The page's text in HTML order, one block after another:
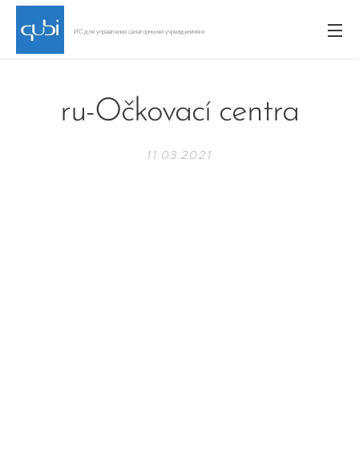
ИС для управления санаторными учреждениями
ru-Očkovací centra
11.03.2021